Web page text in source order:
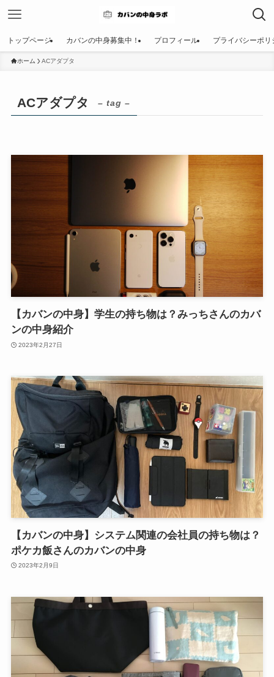
トップページ カバンの中身募集中！ プロフィール プライバシーポリ
ホーム ACアダプタ
ACアダプタ – tag –
【カバンの中身】学生の持ち物は？みっちさんのカバ
ンの中身紹介
2023年2月27日
【カバンの中身】システム関連の会社員の持ち物は？
ポケカ飯さんのカバンの中身
2023年2月9日